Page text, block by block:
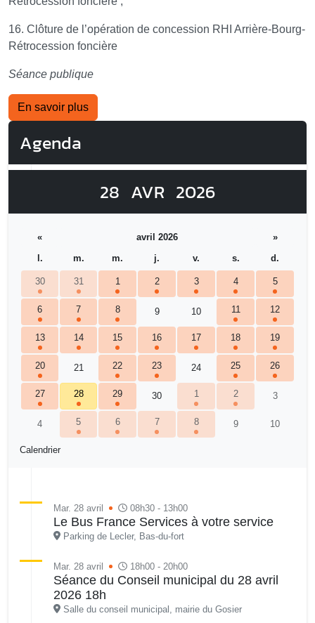
16. Clôture de l’opération de concession RHI Arrière-Bourg-
Rétrocession foncière
Séance publique
En savoir plus
Agenda
28 AVR 2026
Calendrier
« avril 2026
»
l.
m. m. j. v. s. d.
30 31 1 2 3 4 5
6 7 8 9 10 11 12
13 14 15 16 17 18 19
20 21 22 23 24 25 26
27 28 29 30 1 2 3
4 5 6 7 8 9 10
Mar. 28 avril 08h30 - 13h00
Le Bus France Services à votre service
Parking de Lecler, Bas-du-fort
Mar. 28 avril 18h00 - 20h00
Séance du Conseil municipal du 28 avril
2026 18h
Salle du conseil municipal, mairie du Gosier